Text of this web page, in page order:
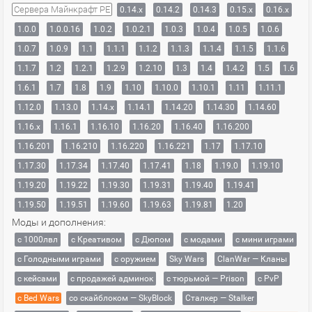
Сервера Майнкрафт PE 0.14.x 0.14.2 0.14.3 0.15.x
0.16.x
1.0.0
1.0.0.16 1.0.2 1.0.2.1 1.0.3 1.0.4 1.0.5
1.0.6
1.0.7
1.0.9 1.1 1.1.1 1.1.2 1.1.3 1.1.4 1.1.5
1.1.6
1.1.7
1.2 1.2.1 1.2.9 1.2.10 1.3 1.4 1.4.2 1.5
1.6
1.6.1
1.7 1.8 1.9 1.10 1.10.0 1.10.1 1.11
1.11.1
1.12.0
1.13.0 1.14.x 1.14.1 1.14.20 1.14.30
1.14.60
1.16.x
1.16.1 1.16.10 1.16.20 1.16.40
1.16.200
1.16.201
1.16.210 1.16.220 1.16.221 1.17
1.17.10
1.17.30
1.17.34 1.17.40 1.17.41 1.18 1.19.0
1.19.10
1.19.20
1.19.22 1.19.30 1.19.31 1.19.40
1.19.41
1.19.50
1.19.51 1.19.60 1.19.63 1.19.81 1.20
Моды и дополнения:
с 1000лвл c Креативом с Дюпом с модами
с мини играми
с Голодными играми
с оружием Sky Wars
ClanWar — Кланы
с кейсами
с продажей админок с тюрьмой — Prison
с PvP
с Bed Wars
со скайблоком — SkyBlock
Сталкер — Stalker